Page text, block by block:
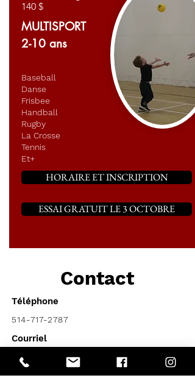
MULTISPORT
2-10 ans
140 $
Baseball
Danse
Frisbee
Handball
Rugby
La Crosse
Tennis
Et+
HORAIRE ET INSCRIPTION
ESSAI GRATUIT LE 3 OCTOBRE
Contact
Téléphone
514-717-2787
Courriel
info@7sports.info